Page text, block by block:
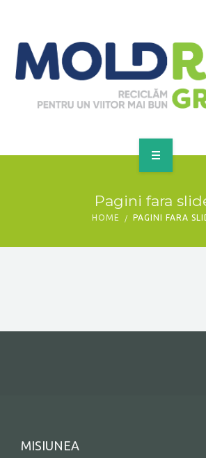
SERVICII
PUNCTE DE COLECTARE
Pagini fara
HOME PAGINI FARA
MISIUNEA